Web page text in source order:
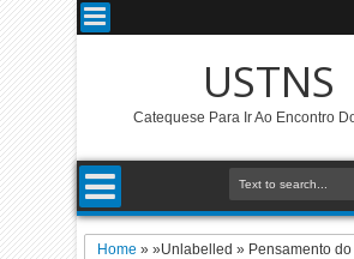
USTNS
Catequese Para Ir Ao Encontro
Home » »Unlabelled » Pensamento